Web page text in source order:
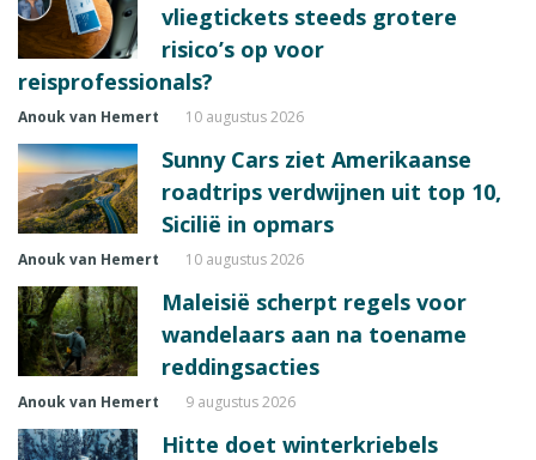
vliegtickets steeds grotere
risico’s op voor
reisprofessionals?
Anouk van Hemert 10 augustus 2026
Sunny Cars ziet Amerikaanse
roadtrips verdwijnen uit top 10,
Sicilië in opmars
Anouk van Hemert 10 augustus 2026
Maleisië scherpt regels voor
wandelaars aan na toename
reddingsacties
Anouk van Hemert 9 augustus 2026
Hitte doet winterkriebels